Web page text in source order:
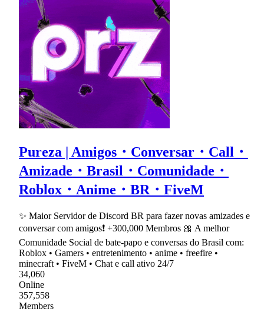
Pureza | Amigos・Conversar・Call・
Amizade・Brasil・Comunidade・
Roblox・Anime・BR・FiveM
✨ Maior Servidor de Discord BR para fazer novas amizades e
conversar com amigos❗ +300,000 Membros 🎀 A melhor
Comunidade Social de bate-papo e conversas do Brasil com:
Roblox • Gamers • entretenimento • anime • freefire •
minecraft • FiveM • Chat e call ativo 24/7
34,060
Online
357,558
Members